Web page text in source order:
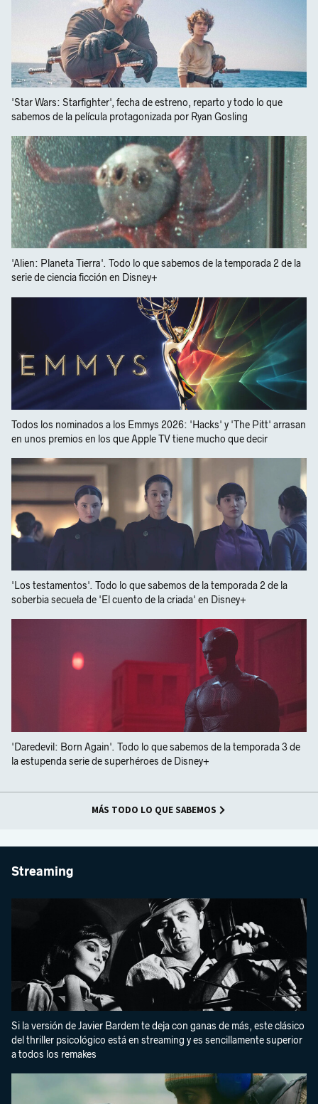
'Star Wars: Starfighter', fecha de estreno, reparto y todo lo que
sabemos de la película protagonizada por Ryan Gosling
'Alien: Planeta Tierra'. Todo lo que sabemos de la temporada 2 de la
serie de ciencia ficción en Disney+
Todos los nominados a los Emmys 2026: 'Hacks' y 'The Pitt' arrasan
en unos premios en los que Apple TV tiene mucho que decir
'Los testamentos'. Todo lo que sabemos de la temporada 2 de la
soberbia secuela de 'El cuento de la criada' en Disney+
'Daredevil: Born Again'. Todo lo que sabemos de la temporada 3 de
la estupenda serie de superhéroes de Disney+
MÁS TODO LO QUE SABEMOS
Streaming
Si la versión de Javier Bardem te deja con ganas de más, este clásico
del thriller psicológico está en streaming y es sencillamente superior
a todos los remakes